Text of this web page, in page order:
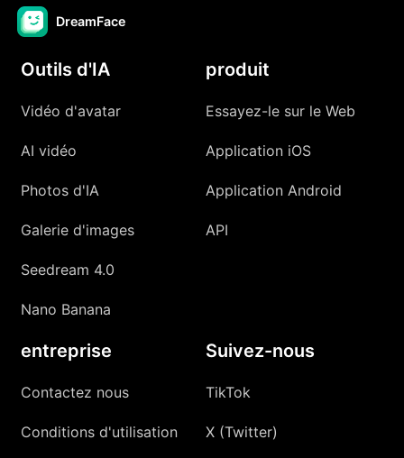
DreamFace
Outils d'IA
Vidéo d'avatar
AI vidéo
Photos d'IA
Galerie d'images
Seedream 4.0
Nano Banana
produit
Essayez-le sur le Web
Application iOS
Application Android
API
entreprise
Contactez nous
Conditions d'utilisation
Suivez-nous
TikTok
X (Twitter)